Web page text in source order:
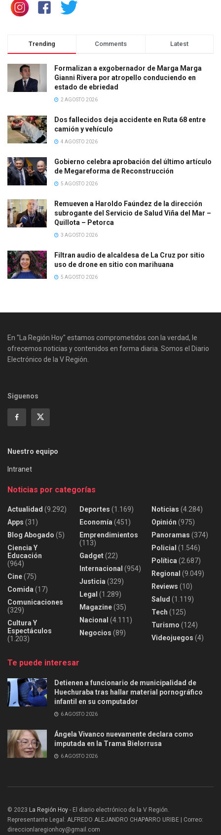
Trending Comments Latest
Formalizan a exgobernador de Marga Marga
Gianni Rivera por atropello conduciendo en
estado de ebriedad
2 AGOSTO 2026
Dos fallecidos deja accidente en Ruta 68 entre
camión y vehículo
4 AGOSTO 2026
Gobierno celebra aprobación del último artículo
de Megareforma de Reconstrucción
5 AGOSTO 2026
Remueven a Haroldo Faúndez de la dirección
subrogante del Servicio de Salud Viña del Mar –
Quillota – Petorca
3 AGOSTO 2026
Filtran audio de alcaldesa de La Cruz por sitio
uso de drone en sitio con marihuana
5 AGOSTO 2026
En "La Región Hoy" estamos comprometidos con la verdad, le
ofrecemos noticias y contenidos en forma diaria. Somos el Diario
Electrónico de la V Región.
Siguenos
Nuestro equipo
Intranet
Noticias por categorías
Actualidad (9.292)
Apps (31)
Blog Abogado (5)
Ciencia Y
Educación
(964)
Cine(75)
Comida (17)
Comunicaciones
(329)
Cultura Y
Espectáculos
(1.203)
Deportes (1.169)
Economía (451)
Emprendimientos
(113)
Gadget(22)
Internacional (954)
Justicia (329)
Legal (1.289)
Magazine(35)
Nacional (4.111)
Negocios (89)
Noticias (4.284)
Opinión (975)
Panoramas (374)
Policial (1.546)
Política (2.687)
Regional (9.049)
Reviews (10)
Salud (1.119)
Tech (125)
Turismo (124)
Videojuegos (4)
Te puede interesar
Detienen a funcionario de municipalidad de
Huechuraba tras hallar material pornográfico
infantil en su computador
6 AGOSTO 2026
Ángela Vivanco nuevamente declara como
imputada en la Trama Bielorrusa
6 AGOSTO 2026
© 2023 La Región Hoy - El diario electrónico de la V Región.
Representante Legal: ALFREDO ALEJANDRO CHAPARRO URIBE | Correo:
direccionlaregionhoy@gmail.com